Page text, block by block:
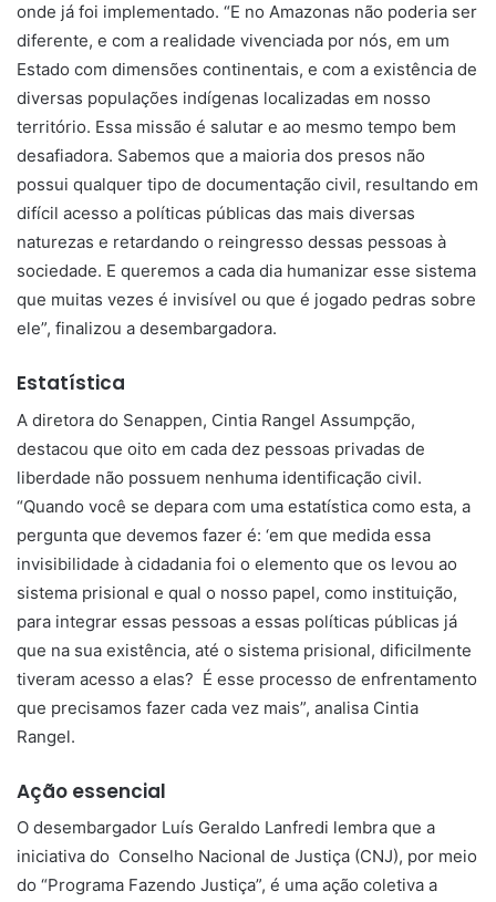
onde já foi implementado. “E no Amazonas não poderia ser
diferente, e com a realidade vivenciada por nós, em um
Estado com dimensões continentais, e com a existência de
diversas populações indígenas localizadas em nosso
território. Essa missão é salutar e ao mesmo tempo bem
desafiadora. Sabemos que a maioria dos presos não
possui qualquer tipo de documentação civil, resultando em
difícil acesso a políticas públicas das mais diversas
naturezas e retardando o reingresso dessas pessoas à
sociedade. E queremos a cada dia humanizar esse sistema
que muitas vezes é invisível ou que é jogado pedras sobre
ele”, finalizou a desembargadora.
Estatística
A diretora do Senappen, Cintia Rangel Assumpção,
destacou que oito em cada dez pessoas privadas de
liberdade não possuem nenhuma identificação civil.
“Quando você se depara com uma estatística como esta, a
pergunta que devemos fazer é: ‘em que medida essa
invisibilidade à cidadania foi o elemento que os levou ao
sistema prisional e qual o nosso papel, como instituição,
para integrar essas pessoas a essas políticas públicas já
que na sua existência, até o sistema prisional, dificilmente
tiveram acesso a elas? É esse processo de enfrentamento
que precisamos fazer cada vez mais”, analisa Cintia
Rangel.
Ação essencial
O desembargador Luís Geraldo Lanfredi lembra que a
iniciativa do Conselho Nacional de Justiça (CNJ), por meio
do “Programa Fazendo Justiça”, é uma ação coletiva a